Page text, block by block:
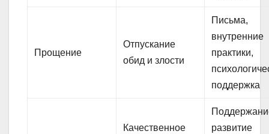
Прощение
Отпускание
обид и злости
Письма,
внутренние
практики,
поддержка
Качественное
развитие